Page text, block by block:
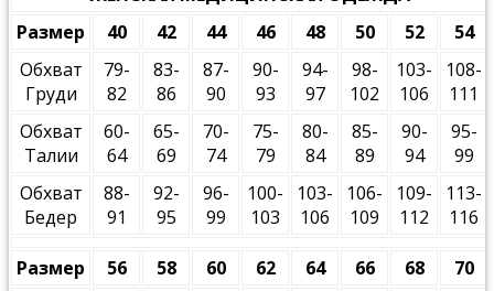
Размер
40 42 44 46 48 50 52
54
Обхват
Груди
79-
82
83-
86
87-
90
90-
93
94-
97
98-
102
103-
106
108-
111
Обхват
Талии
60-
64
65-
69
70-
74
75-
79
80-
84
85-
89
90-
94
95-
99
Обхват
Бедер
88-
91
92-
95
96-
99
100-
103
103-
106
106-
109
109-
112
113-
116
Размер 56 58 60 62 64 66 68
70